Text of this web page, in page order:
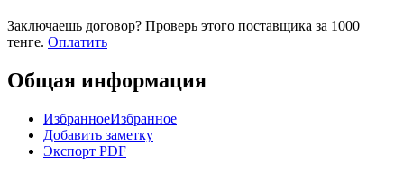
Заключаешь договор? Проверь этого поставщика за 1000
тенге. Оплатить
Общая информация
ИзбранноеИзбранное
Добавить заметку
Экспорт PDF